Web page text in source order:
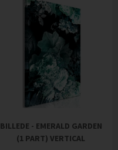
BILLEDE - EMERALD GARDEN
(1 PART) VERTICAL